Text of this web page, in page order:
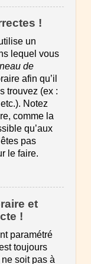
!
un
lequel vous
de
afin qu’il
trouvez (ex :
Notez
comme la
qu’aux
pas
le faire.
et
!
paramétré
toujours
soit pas à